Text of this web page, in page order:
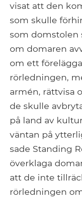
visat att den
som skulle
som domstolen
om domaren
om ett
rörledningen,
armén, rättvisa
de skulle
på land av
väntan på
sade Standing
överklaga
att de inte
rörledningen